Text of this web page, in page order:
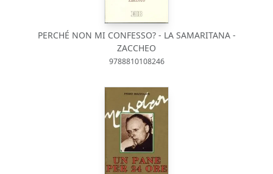
PERCHÉ NON MI CONFESSO? - LA SAMARITANA -
ZACCHEO
9788810108246